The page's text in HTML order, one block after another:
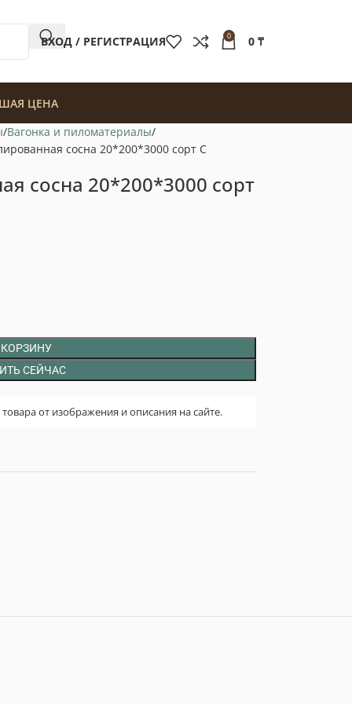
ВХОД / РЕГИСТРАЦИЯ 0 0 ₸
ЦЕНА
Вагонка и пиломатериалы
сосна 20*200*3000 сорт С
сосна 20*200*3000 сорт
КОРЗИНУ
СЕЙЧАС
от изображения и описания на сайте.